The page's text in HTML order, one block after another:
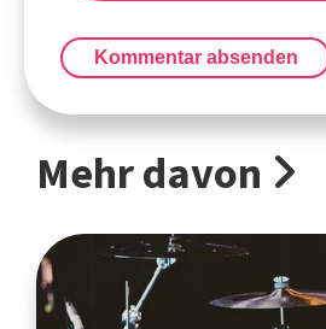
Kommentar absenden
Mehr davon